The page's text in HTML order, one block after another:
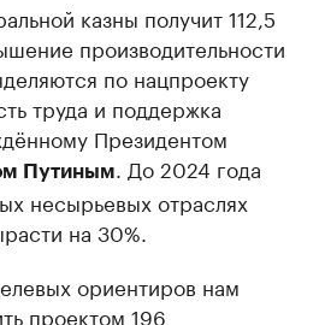
казны получит 112,5
производительности
по нацпроекту
труда и поддержка
Президентом
Путиным. До 2024 года
несырьевых отраслях
на 30%.
ориентиров нам
проектом 196